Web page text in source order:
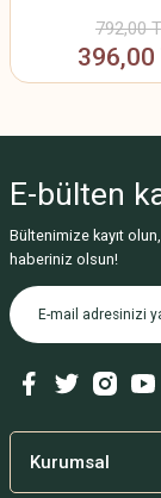
220V
792,00
396,00
E-bülten
Bültenimize kayıt
haberiniz olsun!
Kurumsal